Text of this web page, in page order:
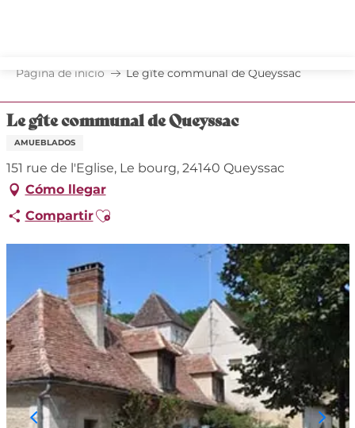
principal
Página de inicio Le gîte communal de Queyssac
Le gîte communal de Queyssac
AMUEBLADOS
151 rue de l'Eglise, Le bourg, 24140 Queyssac
Cómo llegar
CompartirAjouter aux favoris